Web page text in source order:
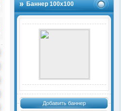
Баннер 100х100
Добавить баннер